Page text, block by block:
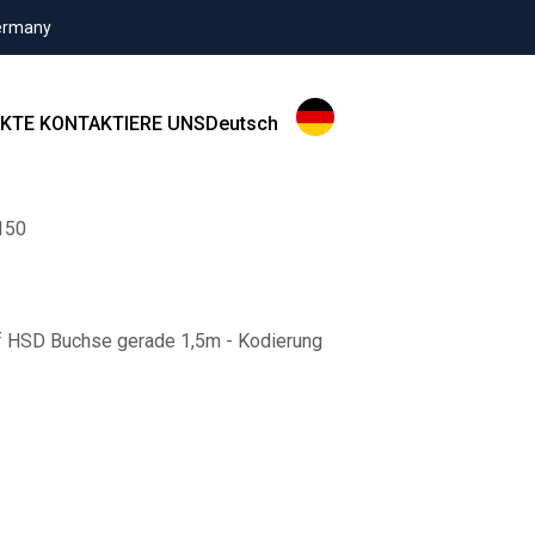
KONTAKTIERE UNSDeutsch
Buchse gerade 1,5m - Kodierung